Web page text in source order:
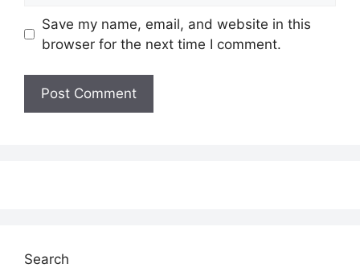
Save my name, email, and website in this
browser for the next time I comment.
Search